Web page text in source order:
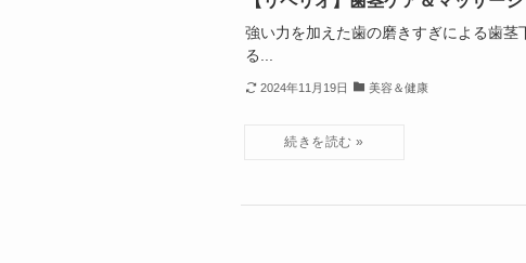
強い力を加えた歯の磨きすぎによる歯
る...
2024年11月19日 美容＆健康